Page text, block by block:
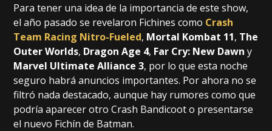
Para tener una idea de la importancia de este show,
el año pasado se revelaron Fichines como Crash
Team Racing Nitro-Fueled, Mortal Kombat 11, The
Outer Worlds, Dragon Age 4, Far Cry: New Dawn y
Marvel Ultimate Alliance 3, por lo que esta noche
seguro habrá anuncios importantes. Por ahora no se
filtró nada destacado, aunque hay rumores como que
podría aparecer otro Crash Bandicoot o presentarse
el nuevo Fichín de Batman.